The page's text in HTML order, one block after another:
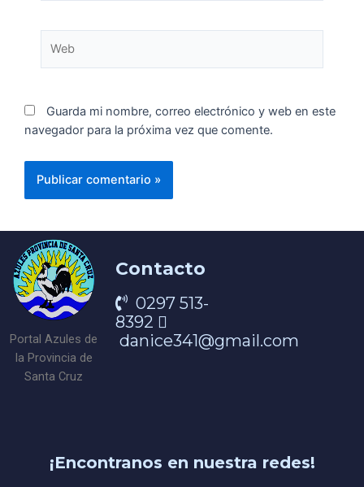
Guarda mi nombre, correo electrónico y web en este
navegador para la próxima vez que comente.
Portal Azules de
la Provincia de
Santa Cruz
Contacto
0297 513-
8392
danice341@gmail.com
¡Encontranos en nuestra redes!